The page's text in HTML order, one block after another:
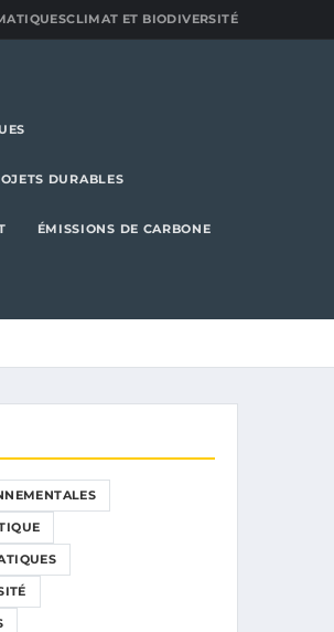
CLIMAT ET BIODIVERSITÉ
DURABLES
ÉMISSIONS DE CARBONE